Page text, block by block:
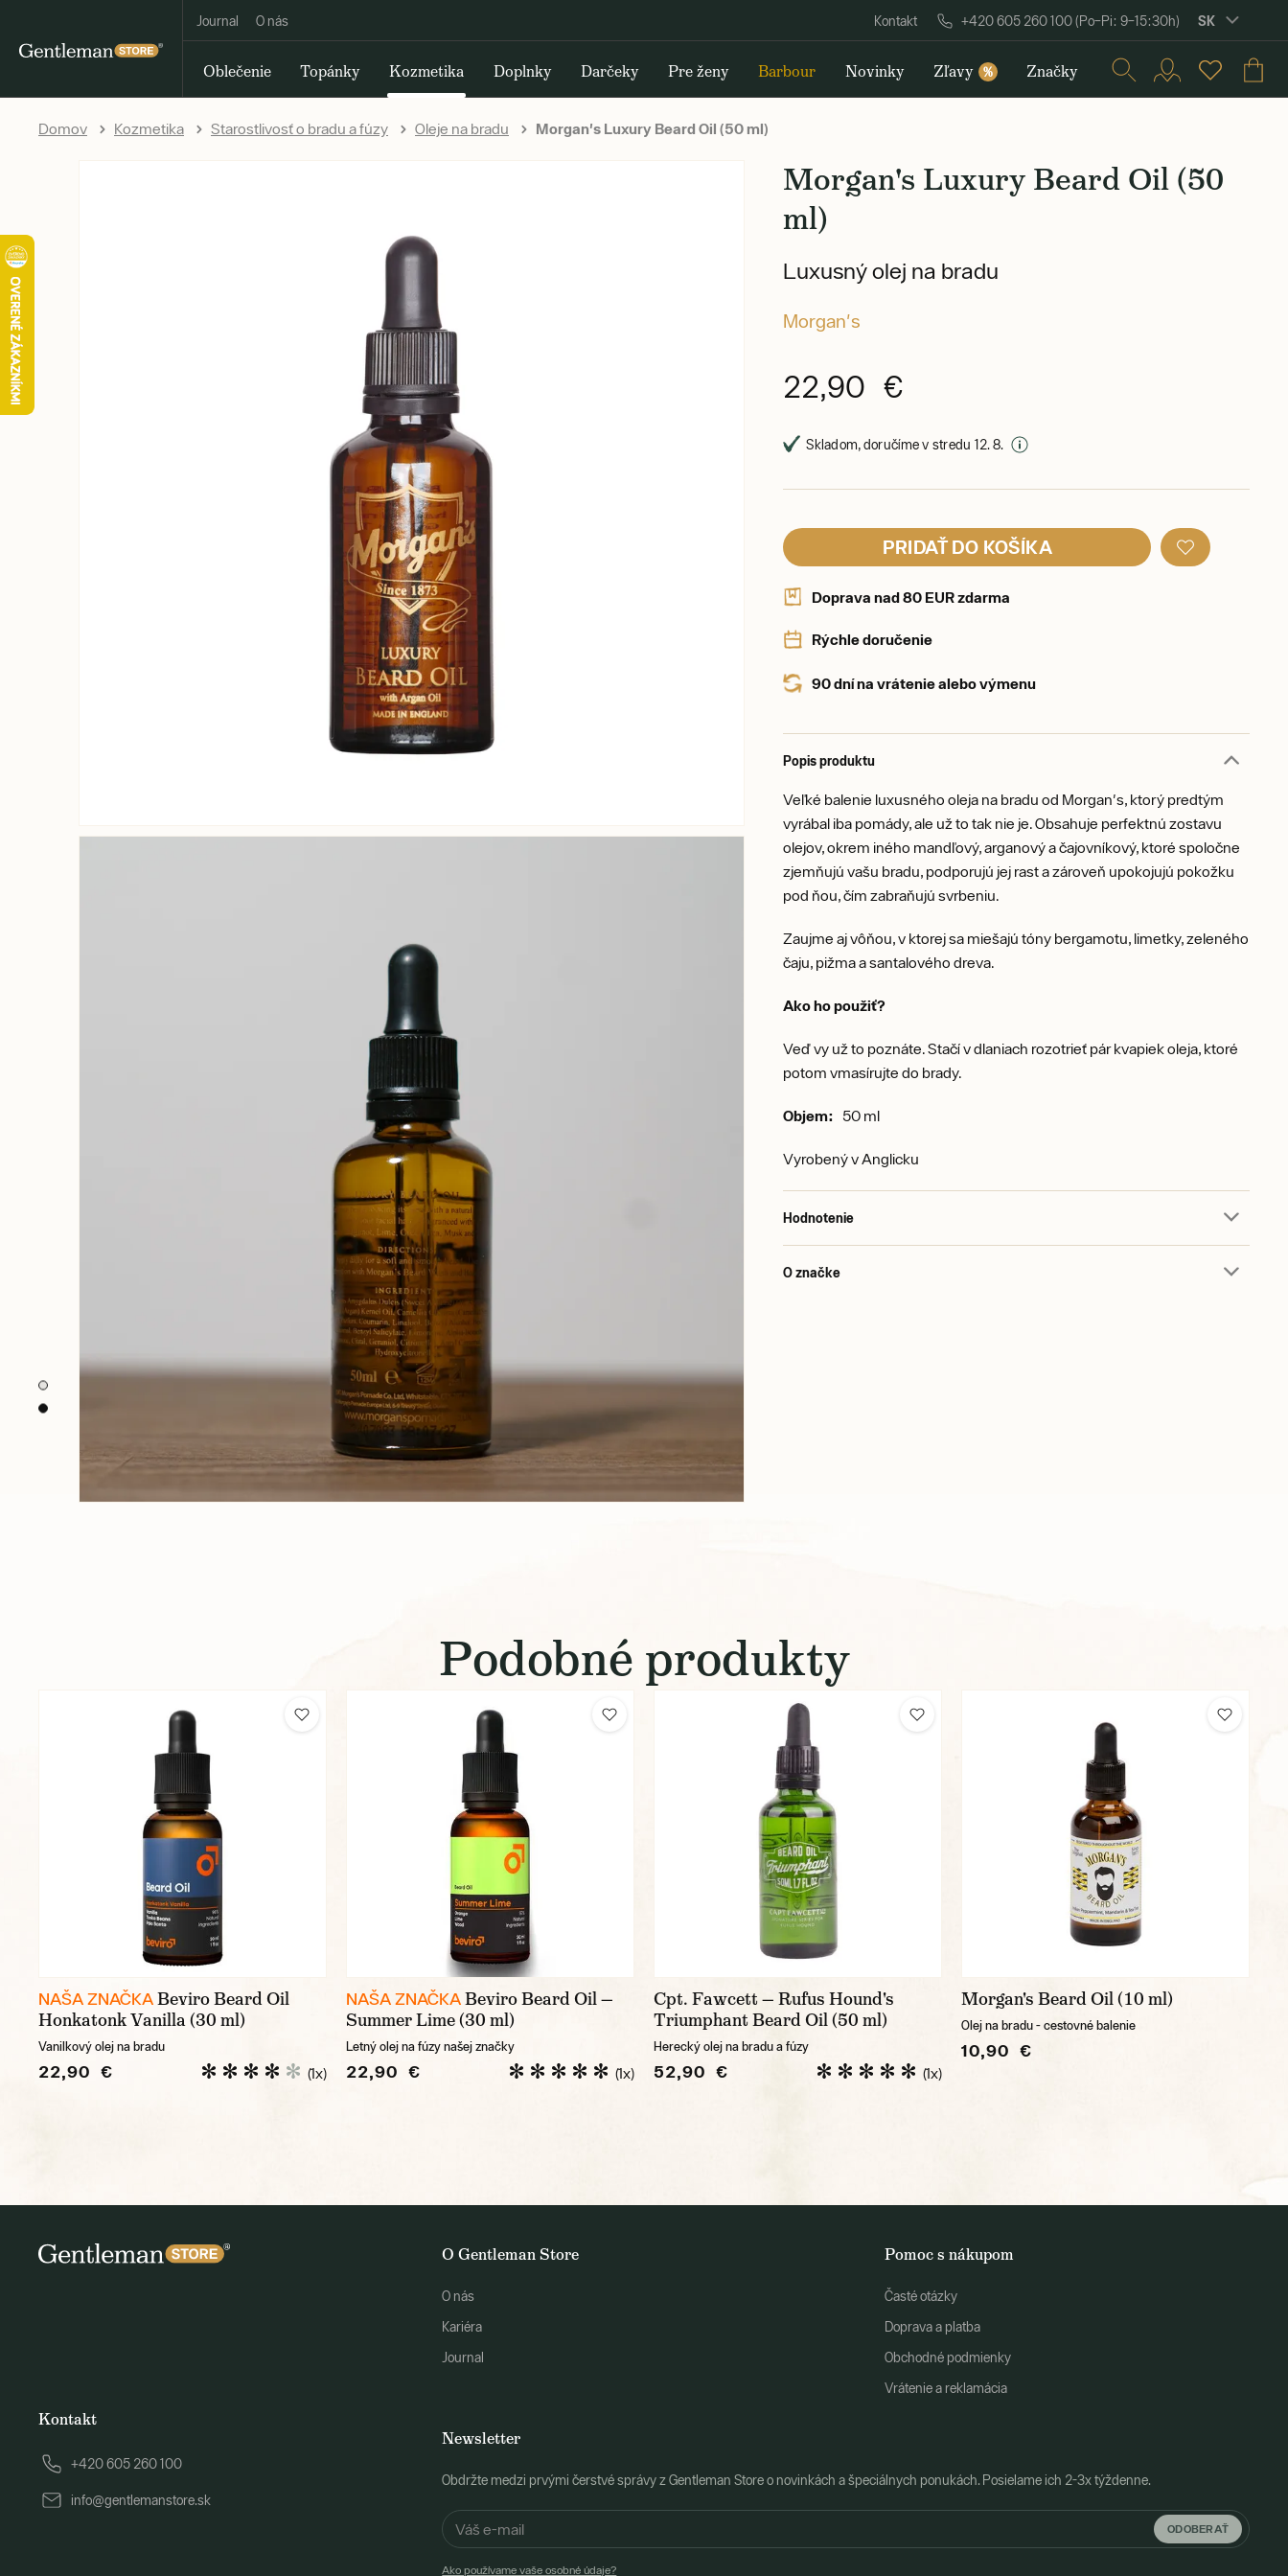
Journal O nás Kontakt +420 605 260 100 (Po–Pi: 9–15:30h) SK
Oblečenie Topánky Kozmetika Doplnky Darčeky Pre ženy Barbour Novinky Zľavy % Značky
Domov Kozmetika Starostlivosť o bradu a fúzy Oleje na bradu Morgan's Luxury Beard Oil (50 ml)
Morgan's Luxury Beard Oil (50
ml)
Luxusný olej na bradu
Morgan's
22,90 €
Skladom, doručíme v stredu 12. 8.
PRIDAŤ DO KOŠÍKA
Doprava nad 80 EUR zdarma
Rýchle doručenie
90 dní na vrátenie alebo výmenu
Popis produktu
Veľké balenie luxusného oleja na bradu od Morgan's, ktorý predtým
vyrábal iba pomády, ale už to tak nie je. Obsahuje perfektnú zostavu
olejov, okrem iného mandľový, arganový a čajovníkový, ktoré spoločne
zjemňujú vašu bradu, podporujú jej rast a zároveň upokojujú pokožku
pod ňou, čím zabraňujú svrbeniu.
Zaujme aj vôňou, v ktorej sa miešajú tóny bergamotu, limetky, zeleného
čaju, pižma a santalového dreva.
Ako ho použiť?
Veď vy už to poznáte. Stačí v dlaniach rozotrieť pár kvapiek oleja, ktoré
potom vmasírujte do brady.
Objem: 50 ml
Vyrobený v Anglicku
Hodnotenie
O značke
Podobné produkty
NAŠA ZNAČKABeviro Beard Oil
Honkatonk Vanilla (30 ml)
Vanilkový olej na bradu
22,90 € (1x)
NAŠA ZNAČKABeviro Beard Oil —
Summer Lime (30 ml)
Letný olej na fúzy našej značky
22,90 € (1x)
Cpt. Fawcett — Rufus Hound's
Triumphant Beard Oil (50 ml)
Herecký olej na bradu a fúzy
52,90 € (1x)
Morgan's Beard Oil (10 ml)
Olej na bradu - cestovné balenie
10,90 €
O Gentleman Store
O nás
Kariéra
Journal
Pomoc s nákupom
Časté otázky
Doprava a platba
Obchodné podmienky
Vrátenie a reklamácia
Newsletter
Obdržte medzi prvými čerstvé správy z Gentleman Store o novinkách a špeciálnych ponukách. Posielame ich 2-3x týždenne.
ODOBERAŤ
Ako používame vaše osobné údaje?
Kontakt
+420 605 260 100
info@gentlemanstore.sk